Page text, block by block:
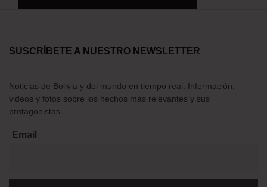
SUSCRÍBETE A NUESTRO NEWSLETTER
Noticias de Bolivia y del mundo en tiempo real. Información,
videos y fotos sobre los hechos más relevantes y sus
protagonistas.
Email